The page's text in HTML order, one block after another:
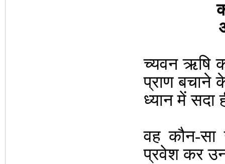
च्यवन ऋषि
प्राण बचाने
ध्यान में सदा
वह कौन-
प्रवेश कर